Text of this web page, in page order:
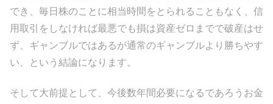
でき、毎日株のことに相当時間をとられることもなく、信
用取引をしなければ最悪でも損は資産ゼロまでで破産はせ
ず、ギャンブルではあるが通常のギャンブルより勝ちやす
い、という結論になります。
そして大前提として、今後数年間必要になるであろうお金